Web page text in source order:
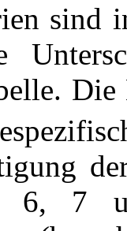
sind
Die
6, 7